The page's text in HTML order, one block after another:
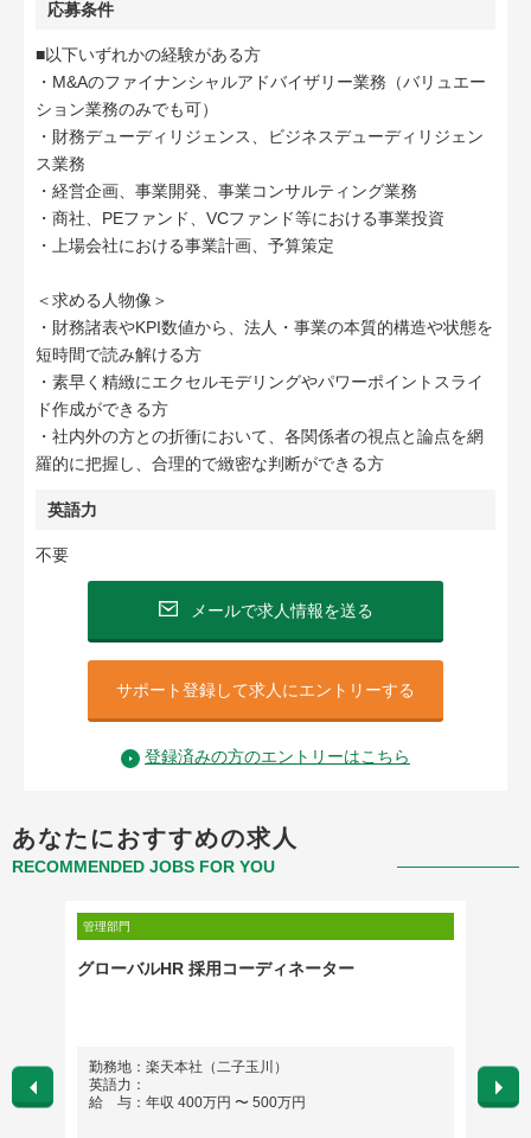
応募条件
■以下いずれかの経験がある方
・M&Aのファイナンシャルアドバイザリー業務（バリュエー
ション業務のみでも可）
・財務デューディリジェンス、ビジネスデューディリジェン
ス業務
・経営企画、事業開発、事業コンサルティング業務
・商社、PEファンド、VCファンド等における事業投資
・上場会社における事業計画、予算策定
＜求める人物像＞
・財務諸表やKPI数値から、法人・事業の本質的構造や状態を
短時間で読み解ける方
・素早く精緻にエクセルモデリングやパワーポイントスライ
ド作成ができる方
・社内外の方との折衝において、各関係者の視点と論点を網
羅的に把握し、合理的で緻密な判断ができる方
英語力
不要
メールで求人情報を送る
サポート登録して求人にエントリーする
登録済みの方のエントリーはこちら
あなたにおすすめの求人
RECOMMENDED JOBS FOR YOU
管理部門
グローバルHR 採用コーディネーター
勤務地：楽天本社（二子玉川）
英語力：
給 与：年収 400万円 〜 500万円
勤務
英語
給